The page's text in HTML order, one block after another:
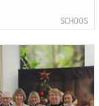
SCHOOS